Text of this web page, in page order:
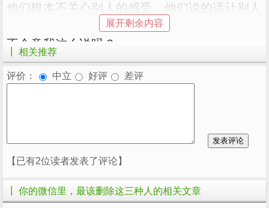
他们根本不关心别人的感受。他们说的话让别人
感到尴尬。他们仍然会喋喋不休，慷慨地问：你
不介意我这么说吗？
显然是说话但大脑，戳别人的痛苦，但只是感觉
诚实坦率。这样的人往往把自己放在第一位，以
个人都知道的。
展开剩余内容
┃ 相关推荐
评价： 中立 好评 差评
【已有2位读者发表了评论】
┃ 你的微信里，最该删除这三种人的相关文章